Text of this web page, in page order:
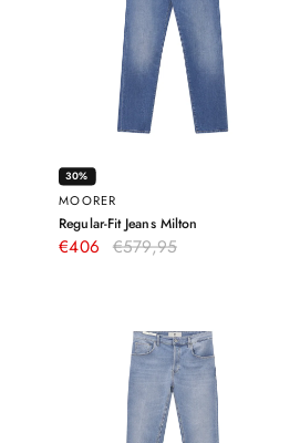
30%
MOORER
Regular-Fit Jeans Milton–
€406 €579,95